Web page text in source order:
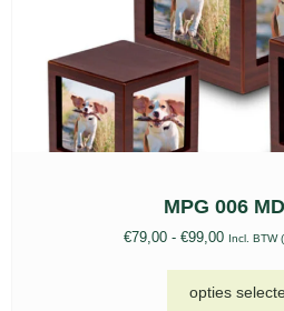
MPG 006
€79,00 - €99,00 Incl. BTW
opties